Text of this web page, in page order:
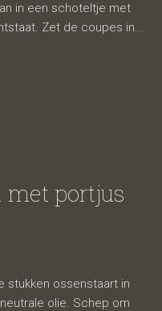
in een schoteltje met
Zet de coupes in...
met portjus
stukken ossenstaart in
olie. Schep om